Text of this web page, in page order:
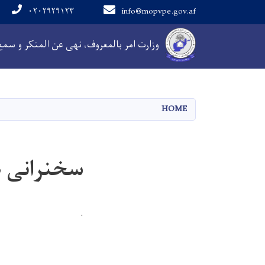
وزارت امر بالمعروف، نهی عن المنکر و
info@mopvpe.gov.af ۰۲۰۲۹۲۹۱۲۳
Main navigation
HOME
سخنرانی
.